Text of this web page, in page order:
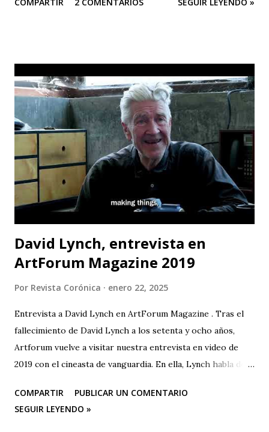
a un medio ambiente saludable.” El arte es una herramienta
“Mayukuna”; a través del cuerpo, la música, el canto, el
baile... podemos dar voz a las comunidades afectadas y
luchar por la protección de nuestros ríos. Las funciones
serán en CASA TEA del 22 al 31 de mayo (de jueves a sábado).
La contaminación del agua es uno de los principales
problemas que enfrentan las comunidades que viven cerca
de los ríos; pero no solo eso, la cantidad de químicos que
son usados en la minería están afectando la salud de todas ...
David Lynch, entrevista en
ArtForum Magazine 2019
Por Revista Corónica enero 22, 2025
Entrevista a David Lynch en ArtForum Magazine . Tras el
fallecimiento de David Lynch a los setenta y ocho años,
Artforum vuelve a visitar nuestra entrevista en video de
2019 con el cineasta de vanguardia. En ella, Lynch habla de
creación artística, desde sus años de estudiante en la
Academia de Bellas Artes de Pensilvania hasta su mudanza a
COMPARTIR
PUBLICAR UN COMENTARIO
SEGUIR LEYENDO »